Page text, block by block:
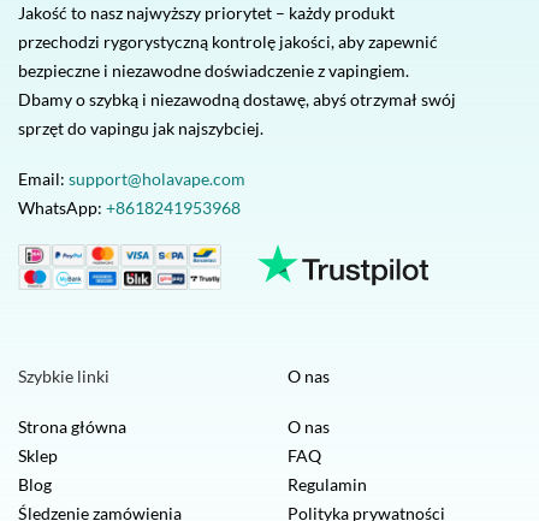
Jakość to nasz najwyższy priorytet – każdy produkt
przechodzi rygorystyczną kontrolę jakości, aby zapewnić
bezpieczne i niezawodne doświadczenie z vapingiem.
Dbamy o szybką i niezawodną dostawę, abyś otrzymał swój
sprzęt do vapingu jak najszybciej.
Email: support@holavape.com
WhatsApp: +8618241953968
Szybkie linki
Strona główna
Sklep
Blog
Śledzenie zamówienia
O nas
O nas
FAQ
Regulamin
Polityka prywatności